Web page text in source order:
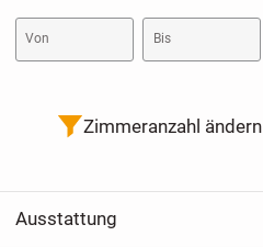
Von Bis
Zimmeranzahl ändern
Ausstattung